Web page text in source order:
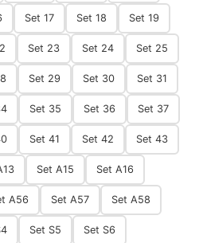
Set 17 Set 18 Set 19
Set 23 Set 24 Set 25
Set 29 Set 30 Set 31
Set 35 Set 36 Set 37
Set 41 Set 42 Set 43
Set A15 Set A16
A56 Set A57 Set A58
Set S5 Set S6